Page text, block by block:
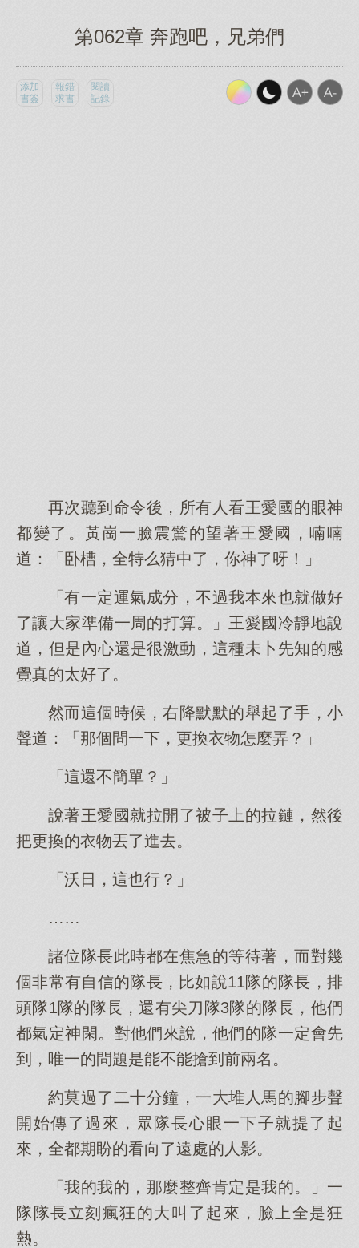
第062章 奔跑吧，兄弟們
添加
書簽
報錯
求書
閱讀
記錄
再次聽到命令後，所有人看王愛國的眼神
都變了。黃崗一臉震驚的望著王愛國，喃喃
道：「卧槽，全特么猜中了，你神了呀！」
「有一定運氣成分，不過我本來也就做好
了讓大家準備一周的打算。」王愛國冷靜地說
道，但是內心還是很激動，這種未卜先知的感
覺真的太好了。
然而這個時候，右降默默的舉起了手，小
聲道：「那個問一下，更換衣物怎麼弄？」
「這還不簡單？」
說著王愛國就拉開了被子上的拉鏈，然後
把更換的衣物丟了進去。
「沃日，這也行？」
……
諸位隊長此時都在焦急的等待著，而對幾
個非常有自信的隊長，比如說11隊的隊長，排
頭隊1隊的隊長，還有尖刀隊3隊的隊長，他們
都氣定神閑。對他們來說，他們的隊一定會先
到，唯一的問題是能不能搶到前兩名。
約莫過了二十分鐘，一大堆人馬的腳步聲
開始傳了過來，眾隊長心眼一下子就提了起
來，全都期盼的看向了遠處的人影。
「我的我的，那麼整齊肯定是我的。」一
隊隊長立刻瘋狂的大叫了起來，臉上全是狂
熱。